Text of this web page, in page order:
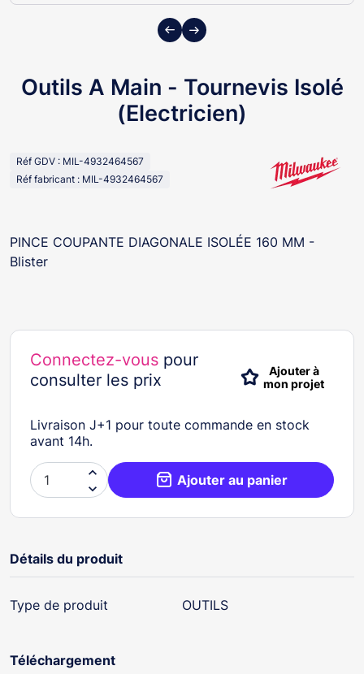
Previous
Next
Outils A Main - Tournevis Isolé
(Electricien)
Réf GDV : MIL-4932464567
Réf fabricant : MIL-4932464567
PINCE COUPANTE DIAGONALE ISOLÉE 160 MM -
Blister
Connectez-vous pour
consulter les prix
Ajouter à
mon projet
Livraison J+1 pour toute commande en stock
avant 14h.

 Ajouter au panier
Détails du produit
Type de produit OUTILS
Téléchargement